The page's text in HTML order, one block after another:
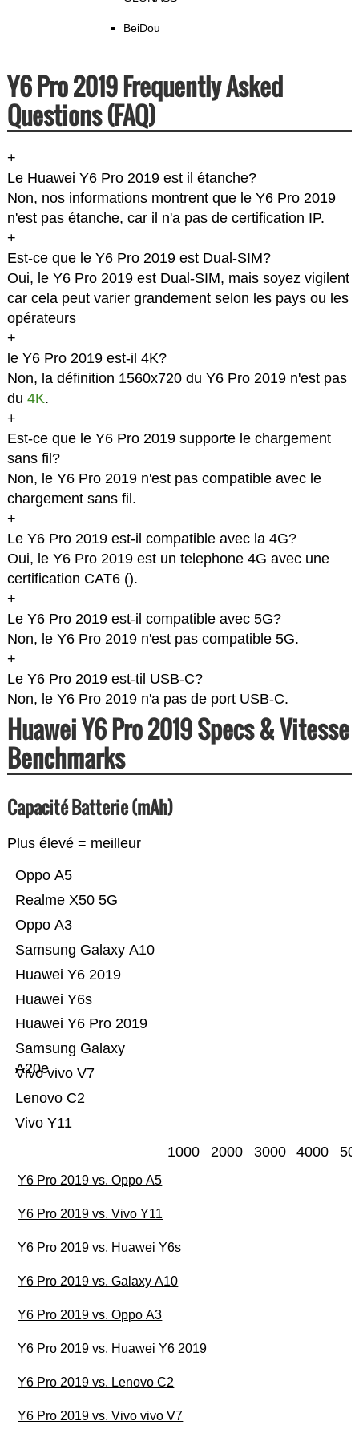
BeiDou
Y6 Pro 2019 Frequently Asked
Questions (FAQ)
+
Le Huawei Y6 Pro 2019 est il étanche?
Non, nos informations montrent que le Y6 Pro 2019
n'est pas étanche, car il n'a pas de certification IP.
+
Est-ce que le Y6 Pro 2019 est Dual-SIM?
Oui, le Y6 Pro 2019 est Dual-SIM, mais soyez vigilent
car cela peut varier grandement selon les pays ou les
opérateurs
+
le Y6 Pro 2019 est-il 4K?
Non, la définition 1560x720 du Y6 Pro 2019 n'est pas
du 4K.
+
Est-ce que le Y6 Pro 2019 supporte le chargement
sans fil?
Non, le Y6 Pro 2019 n'est pas compatible avec le
chargement sans fil.
+
Le Y6 Pro 2019 est-il compatible avec la 4G?
Oui, le Y6 Pro 2019 est un telephone 4G avec une
certification CAT6 ().
+
Le Y6 Pro 2019 est-il compatible avec 5G?
Non, le Y6 Pro 2019 n'est pas compatible 5G.
+
Le Y6 Pro 2019 est-til USB-C?
Non, le Y6 Pro 2019 n'a pas de port USB-C.
Huawei Y6 Pro 2019 Specs & Vitesse
Benchmarks
Capacité Batterie (mAh)
Plus élevé = meilleur
Vivo Y11
Lenovo C2
Vivo vivo V7
Samsung Galaxy
A20e
Huawei Y6 Pro 2019
Huawei Y6s
Huawei Y6 2019
Samsung Galaxy A10
Oppo A3
Realme X50 5G
Oppo A5
1000 2000 3000 4000
Y6 Pro 2019 vs. Oppo A5
Y6 Pro 2019 vs. Vivo Y11
Y6 Pro 2019 vs. Huawei Y6s
Y6 Pro 2019 vs. Galaxy A10
Y6 Pro 2019 vs. Oppo A3
Y6 Pro 2019 vs. Huawei Y6 2019
Y6 Pro 2019 vs. Lenovo C2
Y6 Pro 2019 vs. Vivo vivo V7